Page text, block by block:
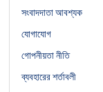
সংবাদদাতা আবশ্যক
যোগাযোগ
গোপনীয়তা নীতি
ব্যবহারের শর্তাবলী